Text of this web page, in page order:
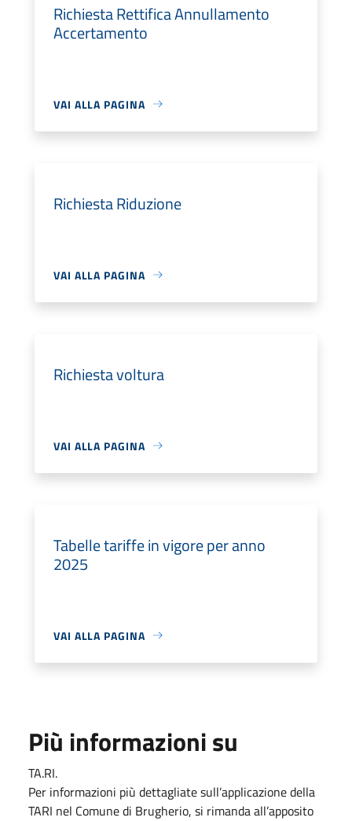
Richiesta Rettifica Annullamento
Accertamento
VAI ALLA PAGINA
Richiesta Riduzione
VAI ALLA PAGINA
Richiesta voltura
VAI ALLA PAGINA
Tabelle tariffe in vigore per anno
2025
VAI ALLA PAGINA
Più informazioni su
TA.RI.
Per informazioni più dettagliate sull’applicazione della
TARI nel Comune di Brugherio, si rimanda all’apposito